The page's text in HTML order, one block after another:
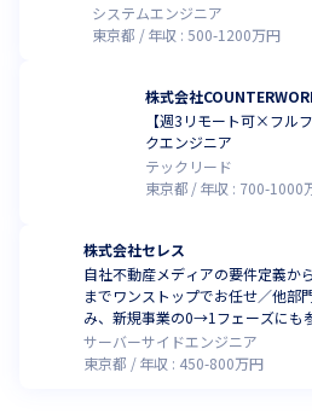
OpenAIも法律・契約領域に特化した
MNTSQは「本当の」「表に出ない」
している点がユニークネスです。
--------------------------
参考記事
【参考記事】契約版Devinで「社会の
https://note.mntsq.co.jp/n/
システムエンジニア
東京都
年収 : 500-1200万円
株式会社
【週3リモート可×フル
クエンジニア
テックリード
東京都
年収 : 700-1000
株式会社セレス
自社不動産メディアの要件定義か
までワンストップでお任せ／他部
み、新規事業の0→1フェーズにも
サーバーサイドエンジニア
東京都
年収 : 450-800万円